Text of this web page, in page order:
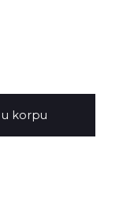
u korpu